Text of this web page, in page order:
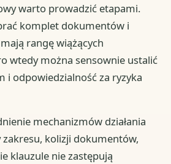
warto prowadzić etapami.
komplet dokumentów i
rangę wiążących
wtedy można sensownie ustalić
i odpowiedzialność za ryzyka
mechanizmów działania
kolizji dokumentów,
klauzule nie zastępują